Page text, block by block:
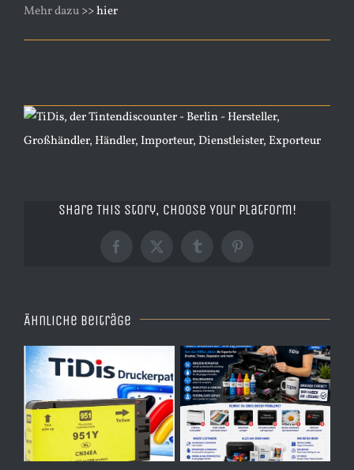
Mehr dazu>> hier
Share This Story, Choose Your Platform!
Facebook
X TumblrPinterest
Ähnliche Beiträge